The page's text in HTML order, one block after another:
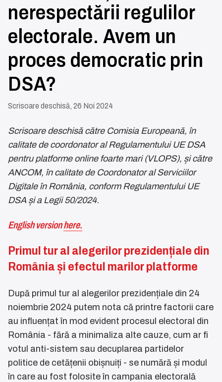
nerespectării regulilor
electorale. Avem un
proces democratic prin
DSA?
Scrisoare deschisă, 26 Noi 2024
Scrisoare deschisă către Comisia Europeană, în
calitate de coordonator al Regulamentului UE DSA
pentru platforme online foarte mari (VLOPS), și către
ANCOM, în calitate de Coordonator al Serviciilor
Digitale în România, conform Regulamentului UE
DSA și a Legii 50/2024.
English versionhere.
Primul tur al alegerilor prezidențiale din
România și efectul marilor platforme
După primul tur al alegerilor prezidențiale din 24
noiembrie 2024 putem nota că printre factorii care
au influențat în mod evident procesul electoral din
România - fără a minimaliza alte cauze, cum ar fi
votul anti-sistem sau decuplarea partidelor
politice de cetățenii obișnuiți - se numără și modul
în care au fost folosite în campania electorală